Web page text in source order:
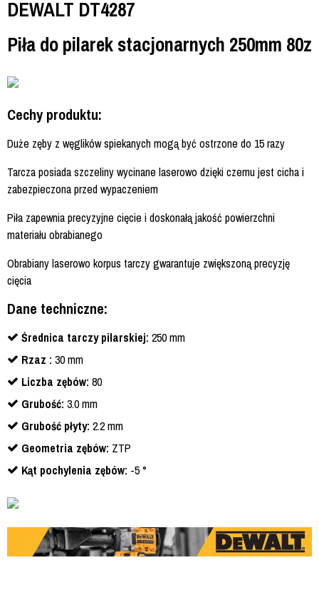
DEWALT DT4287
Piła do pilarek stacjonarnych 250mm 80z
Cechy produktu:
Duże zęby z węglików spiekanych mogą być ostrzone do 15 razy
Tarcza posiada szczeliny wycinane laserowo dzięki czemu jest cicha i
zabezpieczona przed wypaczeniem
Piła zapewnia precyzyjne cięcie i doskonałą jakość powierzchni
materiału obrabianego
Obrabiany laserowo korpus tarczy gwarantuje zwiększoną precyzję
cięcia
Dane techniczne:
Średnica tarczy pilarskiej: 250 mm
Rzaz : 30 mm
Liczba zębów: 80
Grubość: 3.0 mm
Grubość płyty: 2.2 mm
Geometria zębów: ZTP
Kąt pochylenia zębów: -5 °